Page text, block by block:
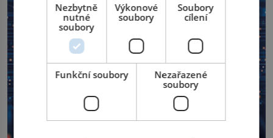
Nezbytně
nutné
soubory
Výkonové
soubory
Soubory
cílení
Funkční soubory
Nezařazené
soubory